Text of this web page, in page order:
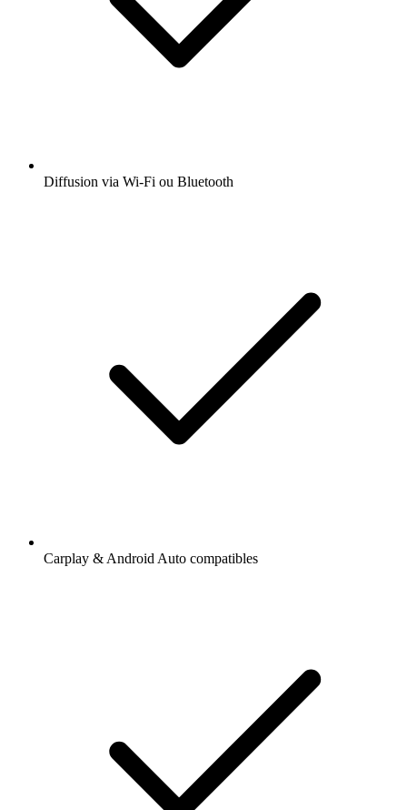
Diffusion via Wi-Fi ou Bluetooth
Carplay & Android Auto compatibles